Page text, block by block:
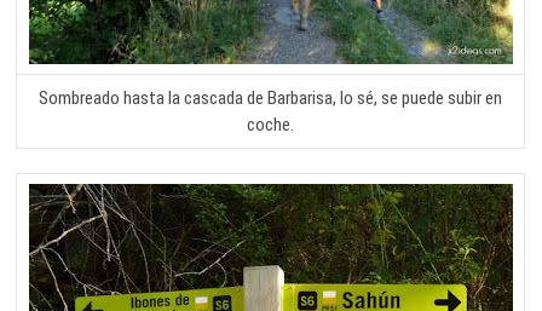
Sombreado hasta la cascada de Barbarisa, lo sé, se puede subir en
coche.